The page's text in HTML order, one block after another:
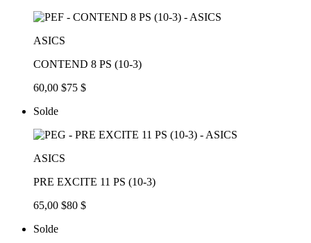
ASICS
CONTEND 8 PS (10-3)
60,00 $75 $
Solde
ASICS
PRE EXCITE 11 PS (10-3)
65,00 $80 $
Solde